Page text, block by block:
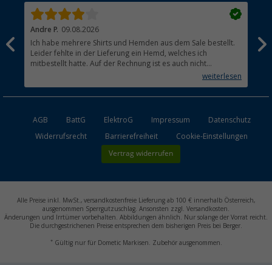
Andre P. 09.08.2026
Ich habe mehrere Shirts und Hemden aus dem Sale bestellt.
Leider fehlte in der Lieferung ein Hemd, welches ich
mitbestellt hatte. Auf der Rechnung ist es auch nicht
aufgetaucht, aber es gab keinen einzigen Hinweis, dass die
weiterlesen
AGB BattG ElektroG Impressum
Datenschutz
Widerrufsrecht
Barrierefreiheit Cookie-Einstellungen
Vertrag widerrufen
Alle Preise inkl. MwSt., versandkostenfreie Lieferung ab 100 € innerhalb Österreich,
ausgenommen Sperrgutzuschlag. Ansonsten zzgl. Versandkosten.
Änderungen und Irrtümer vorbehalten. Abbildungen ähnlich. Nur solange der Vorrat reicht.
Die durchgestrichenen Preise entsprechen dem bisherigen Preis bei Berger.
*Gültig nur für Dometic Markisen. Zubehör ausgenommen.